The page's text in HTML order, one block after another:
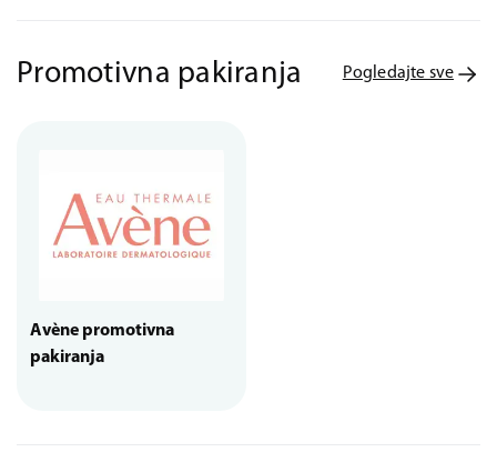
Promotivna pakiranja Pogledajte sve
Avène promotivna
pakiranja